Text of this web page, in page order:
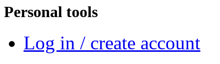
Personal tools
Log in / create account